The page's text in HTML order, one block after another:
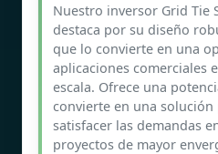
Nuestro inversor Grid Tie
destaca por su diseño
que lo convierte en una
aplicaciones comerciales
escala. Ofrece una
convierte en una
satisfacer las demandas
proyectos de mayor